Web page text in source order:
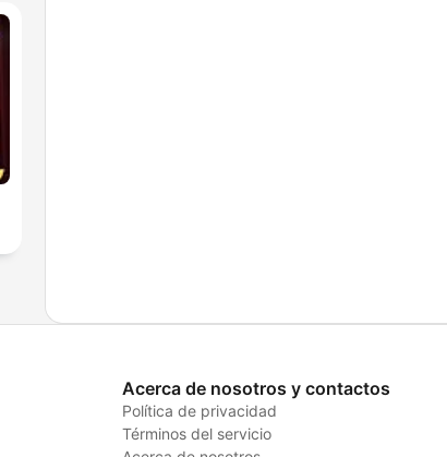
Acerca de nosotros y contactos
Política de privacidad
Términos del servicio